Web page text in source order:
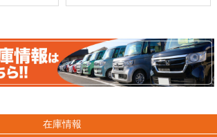
在庫情報